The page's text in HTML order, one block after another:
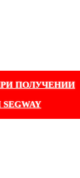
ПОЛУЧЕНИИ